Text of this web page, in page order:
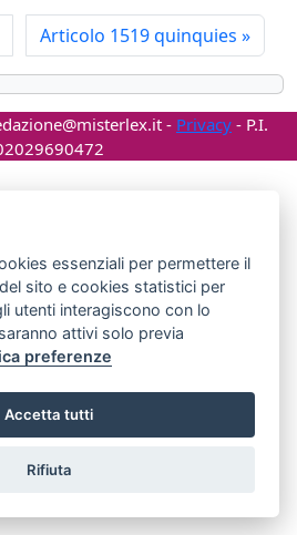
Articolo 1519 quinquies »
- Privacy - P.I.
essenziali per permettere il
sito e cookies statistici per
utenti interagiscono con lo
attivi solo previa
preferenze
Accetta tutti
Rifiuta